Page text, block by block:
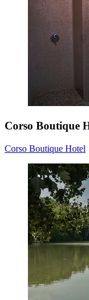
Corso Boutique
Corso Boutique Hotel